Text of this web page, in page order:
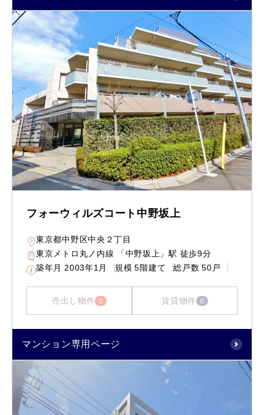
フォーウィルズコート中野坂上
東京都中野区中央２丁目
東京メトロ丸ノ内線 「中野坂上」駅 徒歩9分
築年月 2003年1月 規模 5階建て 総戸数 50戸
売出し物件 0 賃貸物件 0
マンション専用ページ